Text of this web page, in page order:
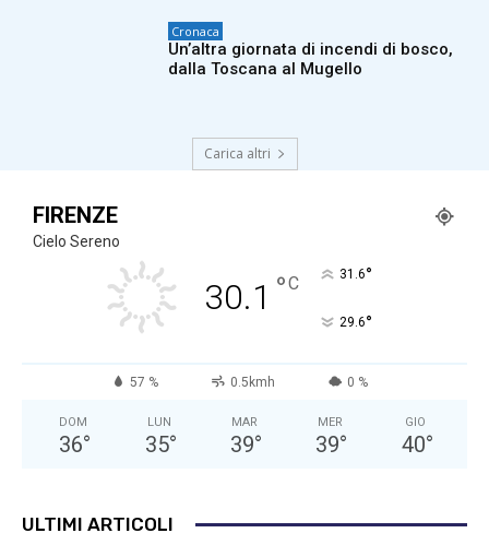
Cronaca
Un’altra giornata di incendi di bosco,
dalla Toscana al Mugello
Carica altri
FIRENZE
Cielo Sereno
30.1 °C 31.6°
29.6°
57 % 0.5kmh 0 %
DOM
36°
LUN
35°
MAR
39°
MER
39°
GIO
40°
ULTIMI ARTICOLI